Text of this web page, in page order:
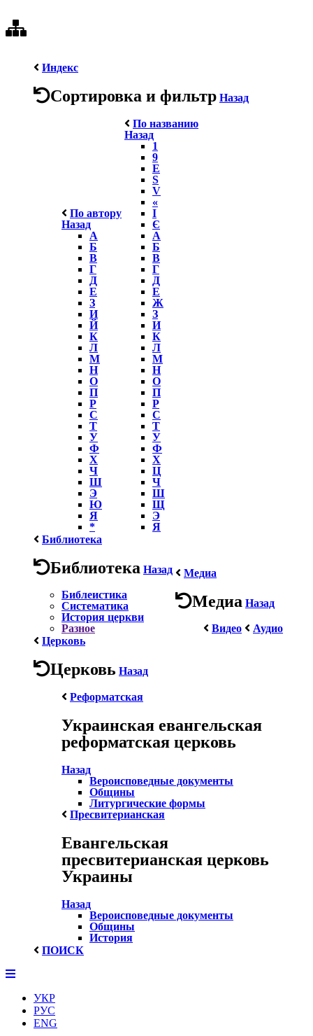
Индекс
Сортировка и фильтр Назад
По автору
Назад
А
Б
В
Г
Д
Е
З
И
Й
К
Л
М
Н
О
П
Р
С
Т
У
Ф
Х
Ч
Ш
Э
Ю
Я
*
По названию
Назад
1
9
E
S
V
«
І
Є
А
Б
В
Г
Д
Е
Ж
З
И
К
Л
М
Н
О
П
Р
С
Т
У
Ф
Х
Ц
Ч
Ш
Щ
Э
Я
Библиотека
Библиотека Назад
Библеистика
Систематика
История церкви
Разное
Медиа
Медиа Назад
Видео
Аудио
Церковь
Церковь Назад
Реформатская
Украинская евангельская
реформатская церковь
Назад
Вероисповедные документы
Общины
Литургические формы
Пресвитерианская
Евангельская
пресвитерианская церковь
Украины
Назад
Вероисповедные документы
Общины
История
ПОИСК
УКР
РУС
ENG